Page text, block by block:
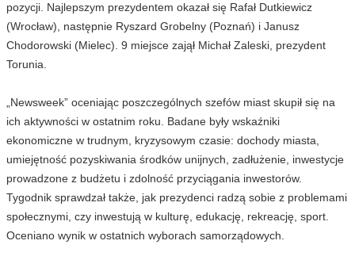
pozycji. Najlepszym prezydentem okazał się Rafał Dutkiewicz
(Wrocław), następnie Ryszard Grobelny (Poznań) i Janusz
Chodorowski (Mielec). 9 miejsce zajął Michał Zaleski, prezydent
Torunia.
„Newsweek” oceniając poszczególnych szefów miast skupił się na
ich aktywności w ostatnim roku. Badane były wskaźniki
ekonomiczne w trudnym, kryzysowym czasie: dochody miasta,
umiejętność pozyskiwania środków unijnych, zadłużenie, inwestycje
prowadzone z budżetu i zdolność przyciągania inwestorów.
Tygodnik sprawdzał także, jak prezydenci radzą sobie z problemami
społecznymi, czy inwestują w kulturę, edukację, rekreację, sport.
Oceniano wynik w ostatnich wyborach samorządowych.